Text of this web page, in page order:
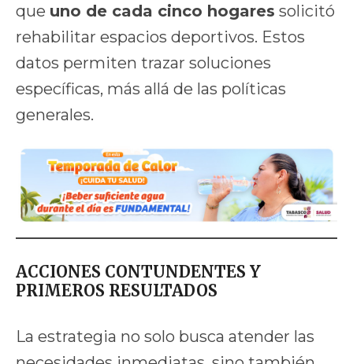
que uno de cada cinco hogares solicitó
rehabilitar espacios deportivos. Estos
datos permiten trazar soluciones
específicas, más allá de las políticas
generales.
ACCIONES CONTUNDENTES Y
PRIMEROS RESULTADOS
La estrategia no solo busca atender las